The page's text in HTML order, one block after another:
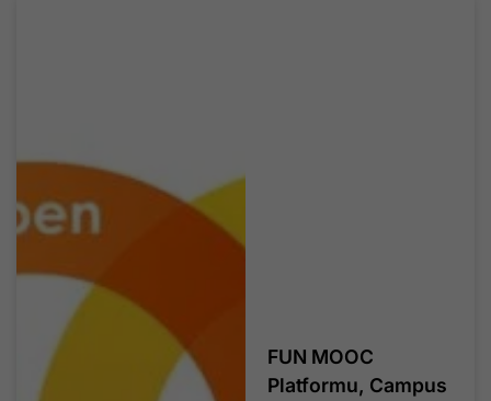
FUN MOOC
Platformu, Campus